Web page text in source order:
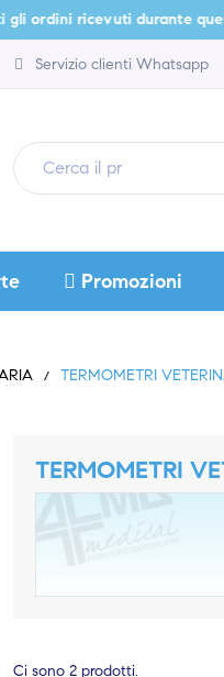
ricevuti durante questo
Servizio clienti Whatsapp
Promozioni
TERMOMETRI
TERMOMETRI
Ci sono 2 prodotti.